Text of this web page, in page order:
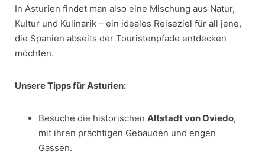
In Asturien findet man also eine Mischung aus Natur,
Kultur und Kulinarik – ein ideales Reiseziel für all jene,
die Spanien abseits der Touristenpfade entdecken
möchten.
Unsere Tipps für Asturien:
Besuche die historischen Altstadt von Oviedo,
mit ihren prächtigen Gebäuden und engen
Gassen.